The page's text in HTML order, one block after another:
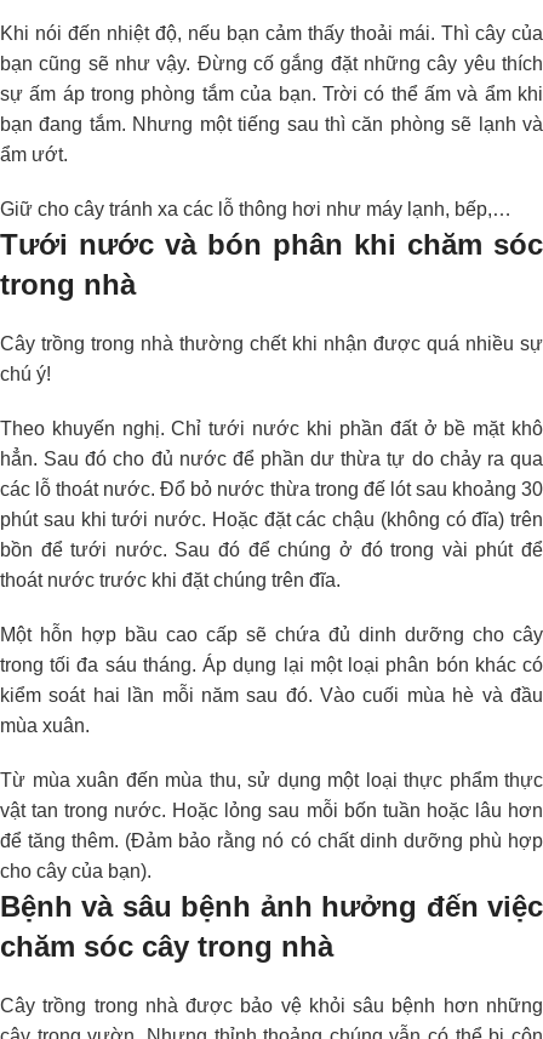
Khi nói đến nhiệt độ, nếu bạn cảm thấy thoải mái. Thì cây của
bạn cũng sẽ như vậy. Đừng cố gắng đặt những cây yêu thích
sự ấm áp trong phòng tắm của bạn. Trời có thể ấm và ẩm khi
bạn đang tắm. Nhưng một tiếng sau thì căn phòng sẽ lạnh và
ẩm ướt.
Giữ cho cây tránh xa các lỗ thông hơi như máy lạnh, bếp,…
Tưới nước và bón phân khi chăm sóc
trong nhà
Cây trồng trong nhà thường chết khi nhận được quá nhiều sự
chú ý!
Theo khuyến nghị. Chỉ tưới nước khi phần đất ở bề mặt khô
hẳn. Sau đó cho đủ nước để phần dư thừa tự do chảy ra qua
các lỗ thoát nước. Đổ bỏ nước thừa trong đế lót sau khoảng 30
phút sau khi tưới nước. Hoặc đặt các chậu (không có đĩa) trên
bồn để tưới nước. Sau đó để chúng ở đó trong vài phút để
thoát nước trước khi đặt chúng trên đĩa.
Một hỗn hợp bầu cao cấp sẽ chứa đủ dinh dưỡng cho cây
trong tối đa sáu tháng. Áp dụng lại một loại phân bón khác có
kiểm soát hai lần mỗi năm sau đó. Vào cuối mùa hè và đầu
mùa xuân.
Từ mùa xuân đến mùa thu, sử dụng một loại thực phẩm thực
vật tan trong nước. Hoặc lỏng sau mỗi bốn tuần hoặc lâu hơn
để tăng thêm. (Đảm bảo rằng nó có chất dinh dưỡng phù hợp
cho cây của bạn).
Bệnh và sâu bệnh ảnh hưởng đến việc
chăm sóc cây trong nhà
Cây trồng trong nhà được bảo vệ khỏi sâu bệnh hơn những